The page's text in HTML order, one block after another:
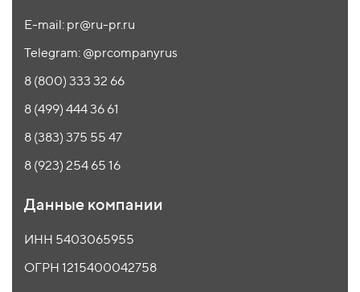
E-mail: pr@ru-pr.ru
Telegram: @prcompanyrus
8 (800) 333 32 66
8 (499) 444 36 61
8 (383) 375 55 47
8 (923) 254 65 16
Данные компании
ИНН 5403065955
ОГРН 1215400042758